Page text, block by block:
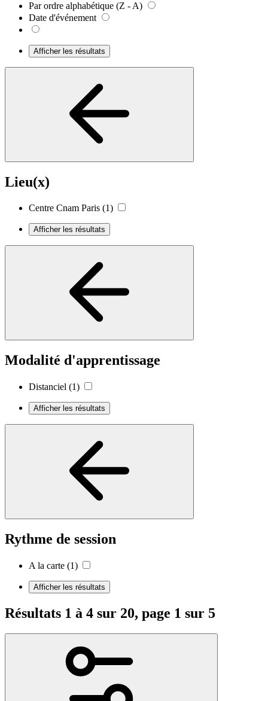
Par ordre alphabétique (Z - A)
Date d'événement
Afficher les résultats
Lieu(x)
Centre Cnam Paris (1)
Afficher les résultats
Modalité d'apprentissage
Distanciel (1)
Afficher les résultats
Rythme de session
A la carte (1)
Afficher les résultats
Résultats 1 à 4 sur 20, page 1 sur 5